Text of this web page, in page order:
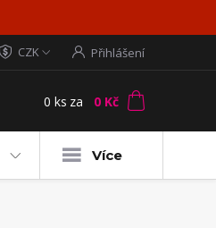
CZK Přihlášení
0 ks za 0 Kč
Více